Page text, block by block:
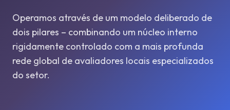
Operamos através de um modelo deliberado de
dois pilares – combinando um núcleo interno
rigidamente controlado com a mais profunda
rede global de avaliadores locais especializados
do setor.